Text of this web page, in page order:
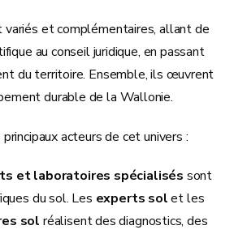
variés et complémentaires, allant de
au conseil juridique, en passant
du territoire. Ensemble, ils œuvrent
durable de la Wallonie.
acteurs de cet univers :
et laboratoires spécialisés sont
du sol. Les experts solet les
sol réalisent des diagnostics, des